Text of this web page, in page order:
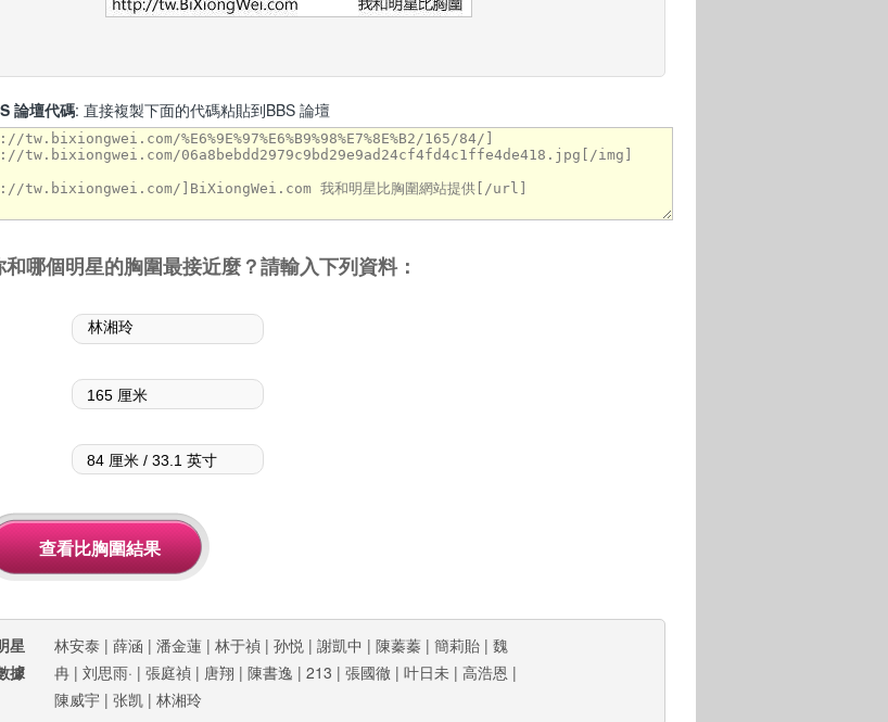
論壇代碼: 直接複製下面的代碼粘貼到BBS 論壇
哪個明星的胸圍最接近麼？請輸入下列資料：
星
據
林安泰 | 薛涵 | 潘金蓮 | 林于禎 | 孙悦 | 謝凱中 | 陳蓁蓁 | 簡莉貽 | 魏
冉 | 刘思雨· | 張庭禎 | 唐翔 | 陳書逸 | 213 | 張國徹 | 叶日未 | 高浩恩 |
陳威宇 | 张凯 | 林湘玲